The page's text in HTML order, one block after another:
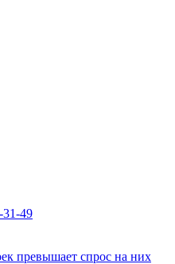
31-49
превышает спрос на них